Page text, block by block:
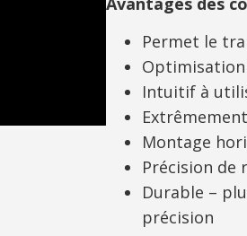
Permet le
Optimisation
Intuitif à
Montage
Précision de
Durable –
précision